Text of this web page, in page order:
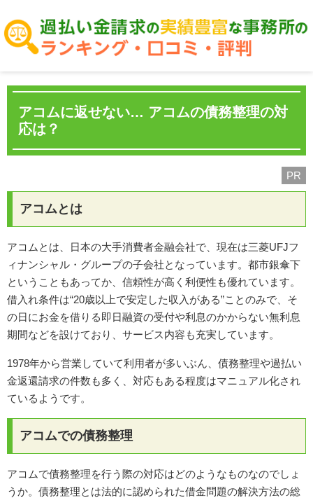
アコムに返せない… アコムの債務整理の対
応は？
PR
アコムとは
アコムとは、日本の大手消費者金融会社で、現在は三菱UFJフ
ィナンシャル・グループの子会社となっています。都市銀傘下
ということもあってか、信頼性が高く利便性も優れています。
借入れ条件は“20歳以上で安定した収入がある”ことのみで、そ
の日にお金を借りる即日融資の受付や利息のかからない無利息
期間などを設けており、サービス内容も充実しています。
1978年から営業していて利用者が多いぶん、債務整理や過払い
金返還請求の件数も多く、対応もある程度はマニュアル化され
ているようです。
アコムでの債務整理
アコムで債務整理を行う際の対応はどのようなものなのでしょ
うか。債務整理とは法的に認められた借金問題の解決方法の総